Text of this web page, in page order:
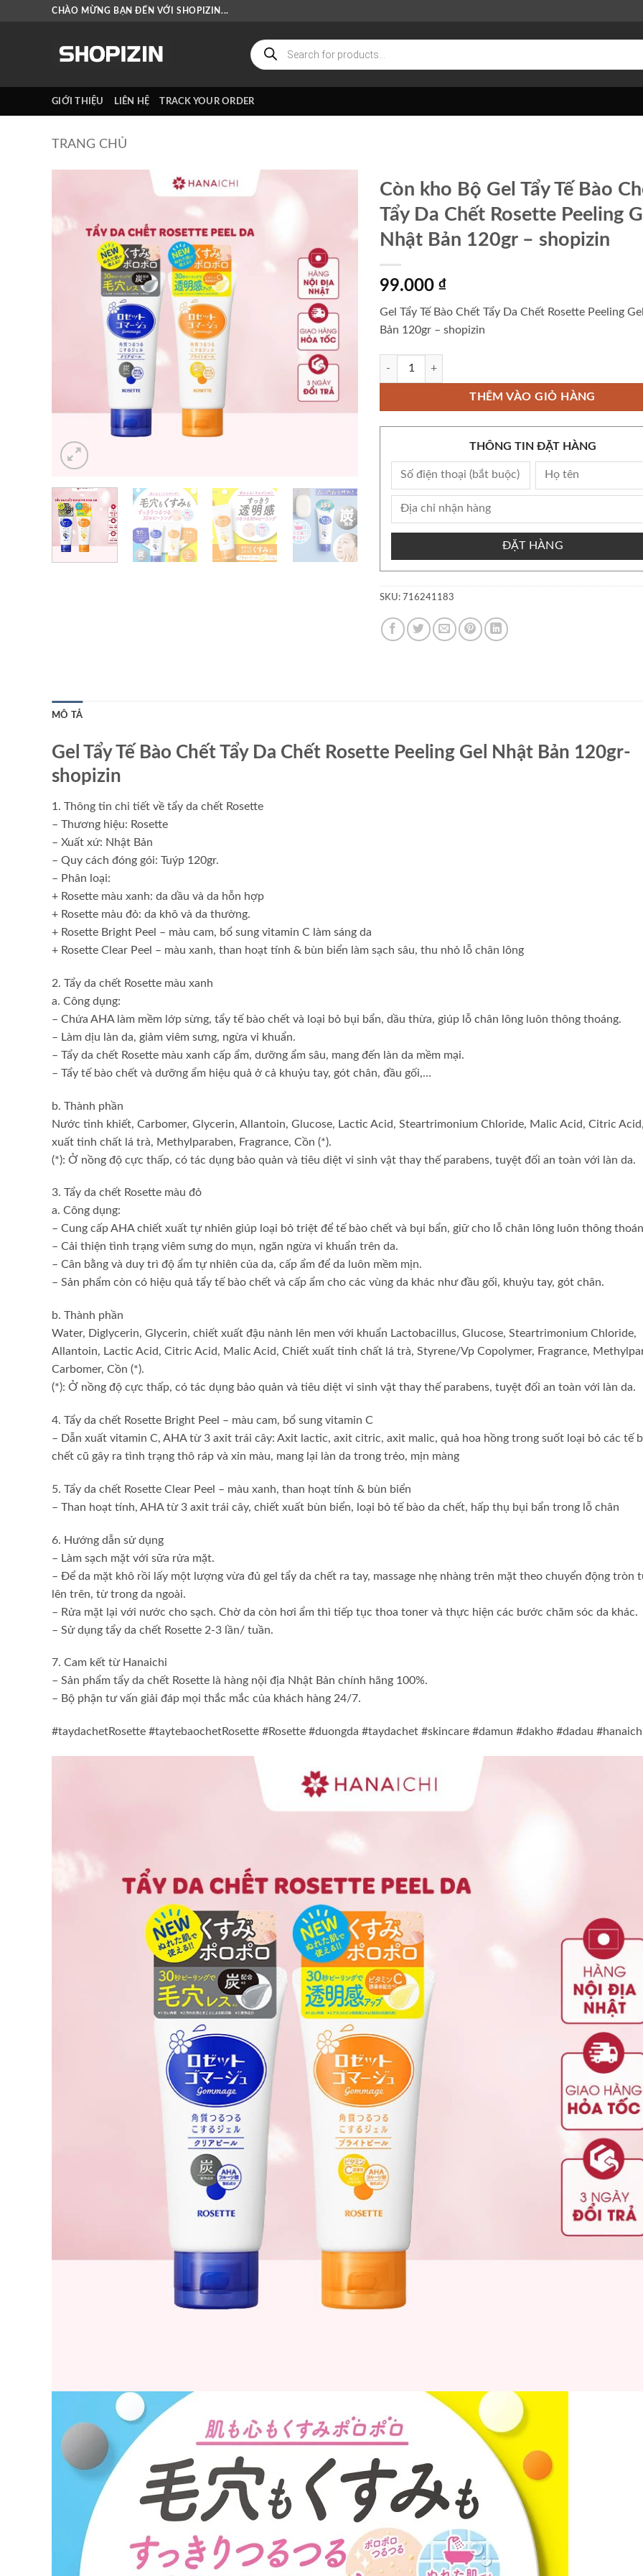
CHÀO MỪNG BẠN ĐẾN VỚI SHOPIZIN...
Tìm
kiếm
sản
phẩm
GIỚI THIỆU LIÊN HỆ TRACK YOUR ORDER
TRANG CHỦ
Còn kho Bộ Gel Tẩy Tế Bào
Tẩy Da Chết Rosette Peeling
Nhật Bản 120gr – shopizin
99.000 ₫
Gel Tẩy Tế Bào Chết Tẩy Da Chết Rosette Peeling
Bản 120gr – shopizin
Còn kho Bộ Gel Tẩy Tế Bào Chết Tẩy Da Chết Rosette
THÊM VÀO GIỎ HÀNG
THÔNG TIN ĐẶT HÀNG
ĐẶT HÀNG
SKU: 716241183
MÔ TẢ
Gel Tẩy Tế Bào Chết Tẩy Da Chết Rosette Peeling Gel Nhật Bản 120gr-
shopizin
1. Thông tin chi tiết về tẩy da chết Rosette
– Thương hiệu: Rosette
– Xuất xứ: Nhật Bản
– Quy cách đóng gói: Tuýp 120gr.
– Phân loại:
+ Rosette màu xanh: da dầu và da hỗn hợp
+ Rosette màu đỏ: da khô và da thường.
+ Rosette Bright Peel – màu cam, bổ sung vitamin C làm sáng da
+ Rosette Clear Peel – màu xanh, than hoạt tính & bùn biển làm sạch sâu, thu nhỏ lỗ chân lông
2. Tẩy da chết Rosette màu xanh
a. Công dụng:
– Chứa AHA làm mềm lớp sừng, tẩy tế bào chết và loại bỏ bụi bẩn, dầu thừa, giúp lỗ chân lông luôn thông thoáng.
– Làm dịu làn da, giảm viêm sưng, ngừa vi khuẩn.
– Tẩy da chết Rosette màu xanh cấp ẩm, dưỡng ẩm sâu, mang đến làn da mềm mại.
– Tẩy tế bào chết và dưỡng ẩm hiệu quả ở cả khuỷu tay, gót chân, đầu gối,…
b. Thành phần
Nước tinh khiết, Carbomer, Glycerin, Allantoin, Glucose, Lactic Acid, Steartrimonium Chloride, Malic Acid, Citric
xuất tinh chất lá trà, Methylparaben, Fragrance, Cồn (*).
(*): Ở nồng độ cực thấp, có tác dụng bảo quản và tiêu diệt vi sinh vật thay thế parabens, tuyệt đối an toàn với làn da.
3. Tẩy da chết Rosette màu đỏ
a. Công dụng:
– Cung cấp AHA chiết xuất tự nhiên giúp loại bỏ triệt để tế bào chết và bụi bẩn, giữ cho lỗ chân lông luôn thông
– Cải thiện tình trạng viêm sưng do mụn, ngăn ngừa vi khuẩn trên da.
– Cân bằng và duy trì độ ẩm tự nhiên của da, cấp ẩm để da luôn mềm mịn.
– Sản phẩm còn có hiệu quả tẩy tế bào chết và cấp ẩm cho các vùng da khác như đầu gối, khuỷu tay, gót chân.
b. Thành phần
Water, Diglycerin, Glycerin, chiết xuất đậu nành lên men với khuẩn Lactobacillus, Glucose, Steartrimonium Chloride,
Allantoin, Lactic Acid, Citric Acid, Malic Acid, Chiết xuất tinh chất lá trà, Styrene/Vp Copolymer, Fragrance,
Carbomer, Cồn (*).
(*): Ở nồng độ cực thấp, có tác dụng bảo quản và tiêu diệt vi sinh vật thay thế parabens, tuyệt đối an toàn với làn da.
4. Tẩy da chết Rosette Bright Peel – màu cam, bổ sung vitamin C
– Dẫn xuất vitamin C, AHA từ 3 axit trái cây: Axit lactic, axit citric, axit malic, quả hoa hồng trong suốt loại bỏ các tế
chết cũ gây ra tình trạng thô ráp và xỉn màu, mang lại làn da trong trẻo, mịn màng
5. Tẩy da chết Rosette Clear Peel – màu xanh, than hoạt tính & bùn biển
– Than hoạt tính, AHA từ 3 axit trái cây, chiết xuất bùn biển, loại bỏ tế bào da chết, hấp thụ bụi bẩn trong lỗ chân
6. Hướng dẫn sử dụng
– Làm sạch mặt với sữa rửa mặt.
– Để da mặt khô rồi lấy một lượng vừa đủ gel tẩy da chết ra tay, massage nhẹ nhàng trên mặt theo chuyển động tròn
lên trên, từ trong da ngoài.
– Rửa mặt lại với nước cho sạch. Chờ da còn hơi ẩm thì tiếp tục thoa toner và thực hiện các bước chăm sóc da khác.
– Sử dụng tẩy da chết Rosette 2-3 lần/ tuần.
7. Cam kết từ Hanaichi
– Sản phẩm tẩy da chết Rosette là hàng nội địa Nhật Bản chính hãng 100%.
– Bộ phận tư vấn giải đáp mọi thắc mắc của khách hàng 24/7.
#taydachetRosette #taytebaochetRosette #Rosette #duongda #taydachet #skincare #damun #dakho #dadau